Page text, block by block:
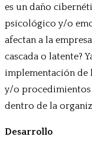
es un daño
psicológico y/o
afectan a la
cascada o latente?
implementación de
y/o
dentro de la
Desarrollo